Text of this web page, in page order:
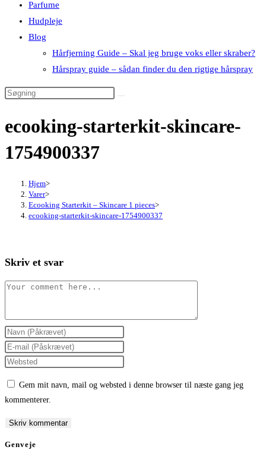
Parfume
Hudpleje
Blog
Hårfjerning Guide – Skal jeg bruge voks eller skraber?
Hårspray guide – sådan finder du den rigtige hårspray
ecooking-starterkit-skincare-
1754900337
Hjem>
Varer>
Ecooking Starterkit – Skincare 1 pieces>
ecooking-starterkit-skincare-1754900337
Skriv et svar
Comment
Enter
your
name
comment
Enter
your
comment
Enter
(optional)
Gem mit navn, mail og websted i denne browser til næste gang jeg
kommenterer.
Genveje